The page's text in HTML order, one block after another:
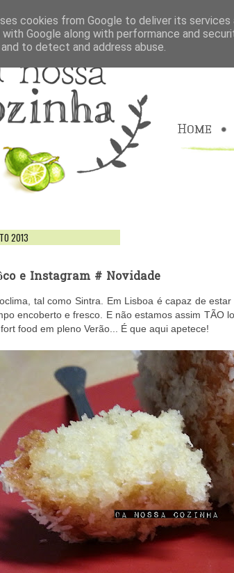
2013
e Instagram # Novidade
tal como Sintra. Em Lisboa é capaz de
encoberto e fresco. E não estamos assim TÃO
food em pleno Verão... É que aqui apetece!
cookies from Google to deliver its
with Google along with performance and
to detect and address abuse.